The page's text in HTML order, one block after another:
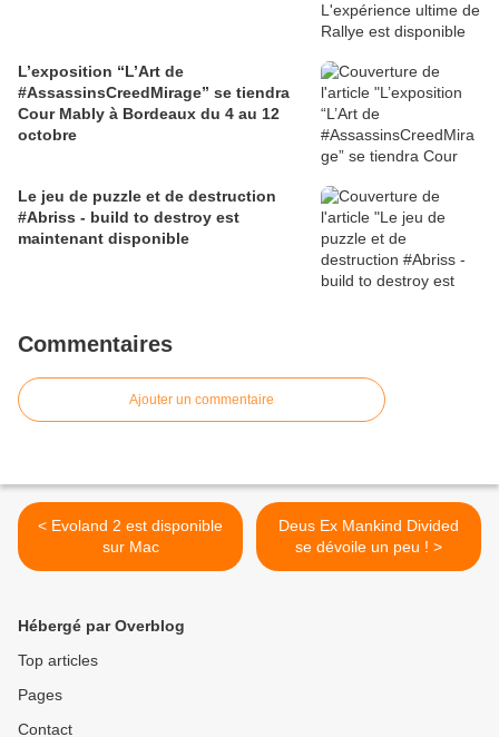
L’exposition “L’Art de
#AssassinsCreedMirage” se tiendra
Cour Mably à Bordeaux du 4 au 12
octobre
Le jeu de puzzle et de destruction
#Abriss - build to destroy est
maintenant disponible
Commentaires
Ajouter un commentaire
< Evoland 2 est disponible
sur Mac
Deus Ex Mankind Divided
se dévoile un peu ! >
Hébergé par Overblog
Top articles
Pages
Contact